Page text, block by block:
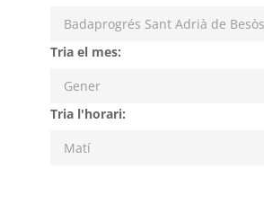
Tria el mes:
Tria l'horari: